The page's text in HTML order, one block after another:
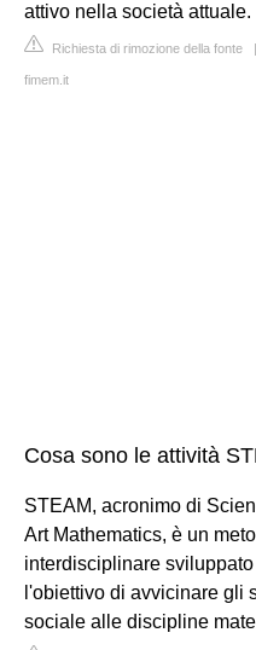
attivo nella società attuale.
Richiesta di rimozione della fonte
fimem.it
Cosa sono le attività
STEAM, acronimo di
Art Mathematics, è un
interdisciplinare
l'obiettivo di avvicinare gli
sociale alle discipline